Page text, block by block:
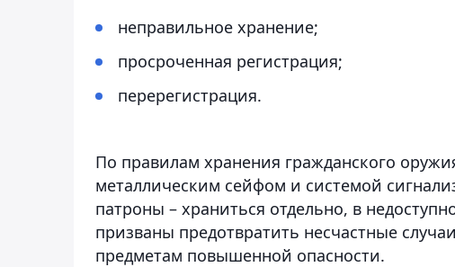
неправильное хранение;
просроченная регистрация;
перерегистрация.
По правилам хранения гражданского
металлическим сейфом и системой
патроны – храниться отдельно, в
призваны предотвратить несчастные
предметам повышенной опасности.